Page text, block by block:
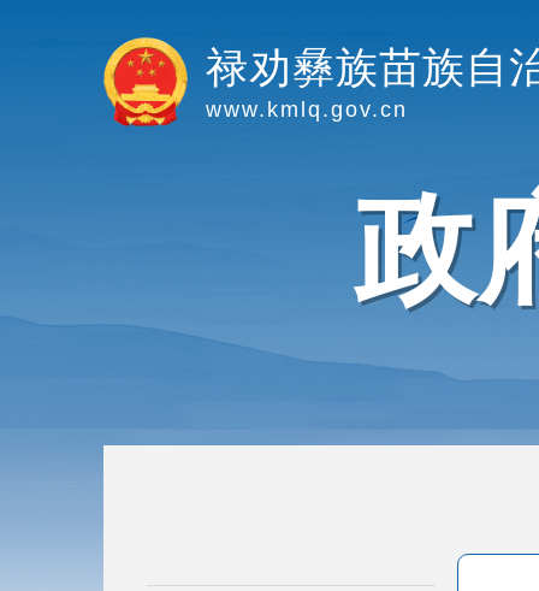
禄劝彝族苗族自
www.kmlq.gov.cn
政